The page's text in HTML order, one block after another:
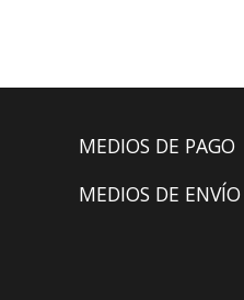
MEDIOS DE PAGO
MEDIOS DE ENVÍO